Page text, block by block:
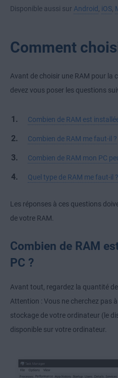
Disponible aussi sur Android , iOS,
Comment
Avant de choisir une RAM pour la
devez vous poser les questions
Combien de RAM est
Combien de RAM me faut-il ?
Combien de RAM mon PC
Quel type de RAM me faut-il ?
Les réponses à ces questions
de votre RAM.
Combien de RAM
PC ?
Avant tout, regardez la quantité
Attention : Vous ne cherchez pas
stockage de votre ordinateur (le
disponible sur votre ordinateur.